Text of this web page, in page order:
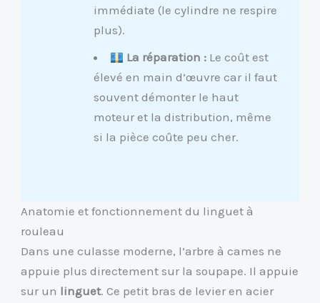
immédiate (le cylindre ne respire
plus).
La réparation : Le coût est
élevé en main d’œuvre car il faut
souvent démonter le haut
moteur et la distribution, même
si la pièce coûte peu cher.
Anatomie et fonctionnement du linguet à
rouleau
Dans une culasse moderne, l’arbre à cames ne
appuie plus directement sur la soupape. Il appuie
sur un linguet. Ce petit bras de levier en acier